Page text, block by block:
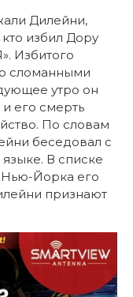
Дилейни,
избил Дору
Избитого
сломанными
утро он
и его смерть
По словам
беседовал с
В списке
Йорка его
признают